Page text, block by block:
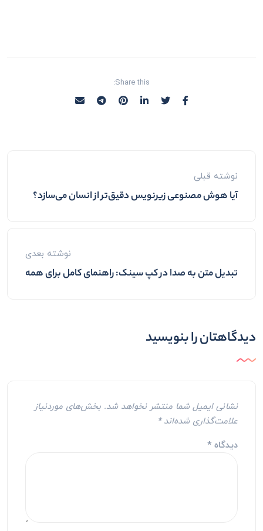
Share this:
نوشته قبلی
آیا هوش مصنوعی زیرنویس دقیق‌تر از انسان می‌سازد؟
نوشته بعدی
تبدیل متن به صدا در کپ سینک: راهنمای کامل برای همه
دیدگاهتان را بنویسید
نشانی ایمیل شما منتشر نخواهد شد. بخش‌های موردنیاز
علامت‌گذاری شده‌اند*
دیدگاه*